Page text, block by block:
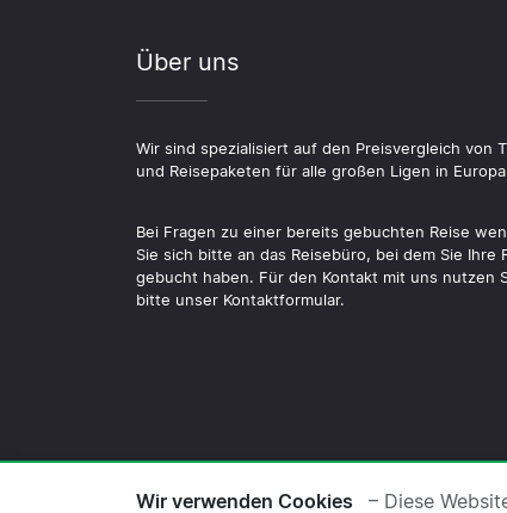
Über uns
Wir sind spezialisiert auf den Preisvergleich von
und Reisepaketen für alle großen Ligen in
Bei Fragen zu einer bereits gebuchten Reise
Sie sich bitte an das Reisebüro, bei dem Sie Ihre
gebucht haben. Für den Kontakt mit uns nutzen
bitte unser Kontaktformular.
© 2026 Copyright Fussballreise.de ·
Wir verwenden Cookies – Diese